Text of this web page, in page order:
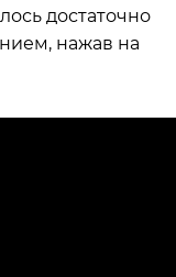
достаточно
нажав на